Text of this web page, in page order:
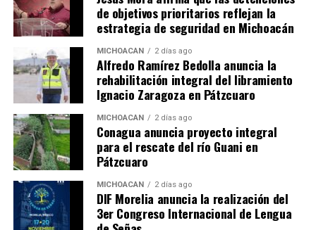
Rivera Camacho, así como autoridades educativas
estatales y locales, quienes destacaron la importancia de
la vinculación entre la academia y el sector productivo.
Un mensaje para las nuevas
generaciones
Alavez, egresado del mismo CBTis 162, exhortó a los
jóvenes a“ser prácticos, buscar mentores y
aprovechar las oportunidades de aprendizaje más
allá de las aulas”. Su testimonio reflejó el orgullo de
contribuir al crecimiento de su comunidad.
de objetivos prioritarios reflejan la
estrategia de seguridad en Michoacán
MICHOACÁN 2 días ago
Alfredo Ramírez Bedolla anuncia la
rehabilitación integral del libramiento
Ignacio Zaragoza en Pátzcuaro
MICHOACÁN 2 días ago
Conagua anuncia proyecto integral
para el rescate del río Guani en
Pátzcuaro
MICHOACÁN 2 días ago
DIF Morelia anuncia la realización del
3er Congreso Internacional de Lengua